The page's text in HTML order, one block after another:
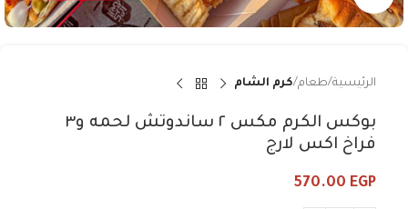
الرئيسية طعام كرم الشام
بوكس الكرم مكس ٢ ساندوتش لحمه و٣
فراخ اكس لارج
570.00 EGP